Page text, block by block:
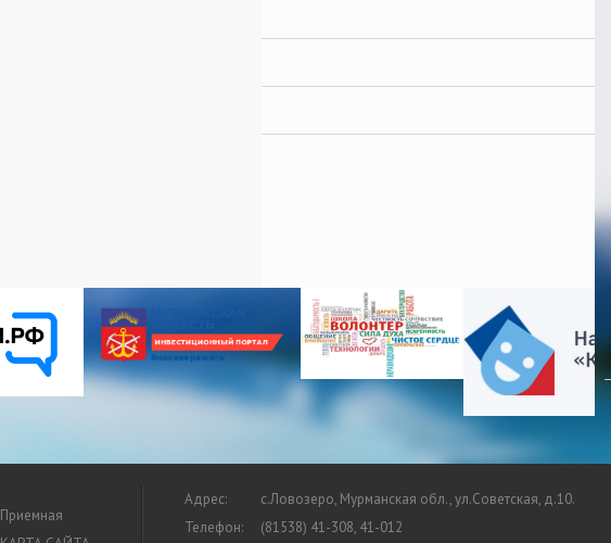
Адрес:
с.Ловозеро, Мурманская обл., ул.Советская, д.10.
Телефон:
(81538) 41-308, 41-012
Приемная